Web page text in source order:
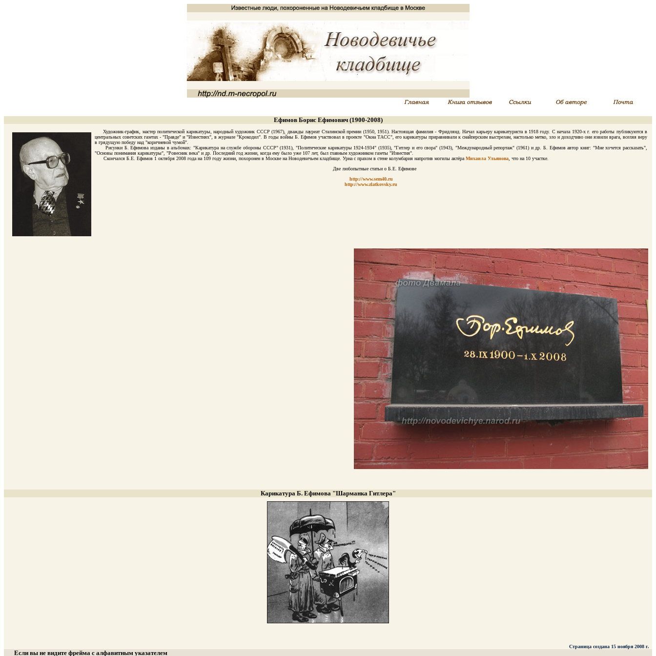
Ефимов Борис Ефимович (1900-2008)
Художник-график, мастер политической карикатуры, народный художник СССР (1967), дважды лауреат Сталинской премии (1950, 1951). Настоящая фамилия - Фридлянд. Начал карьеру карикатуриста в 1918 году. С начала 1920-х г. его работы публикуются в
центральных советских газетах - "Правде" и "Известиях", в журнале "Крокодил". В годы войны Б. Ефимов участвовал в проекте "Окна ТАСС", его карикатуры приравнивали к снайперским выстрелам, настолько метко, зло и доходчиво они язвили врага, вселяя веру
в грядущую победу над "коричневой чумой".
Рисунки Б. Ефимова изданы в альбомах: "Карикатура на службе обороны СССР" (1931), "Политические карикатуры 1924-1934" (1935), "Гитлер и его свора" (1943), "Международный репортаж" (1961) и др. Б. Ефимов автор книг: "Мне хочется рассказать",
"Основы понимания карикатуры", "Ровесник века" и др. Последний год жизни, когда ему было уже 107 лет, был главным художником газеты "Известия".
Скончался Б.Е. Ефимов 1 октября 2008 года на 109 году жизни, похоронен в Москве на Новодевичьем кладбище. Урна с прахом в стене колумбария напротив могилы актёра Михаила Ульянова , что на 10 участке.
Две любопытные статьи о Б.Е. Ефимове
http://www.sem40.ru
http://www.zlatkovsky.ru
Карикатура Б. Ефимова "Шарманка Гитлера"
Страница создана 15 ноября 2008 г.
Если вы не видите фрейма с алфавитным указателем